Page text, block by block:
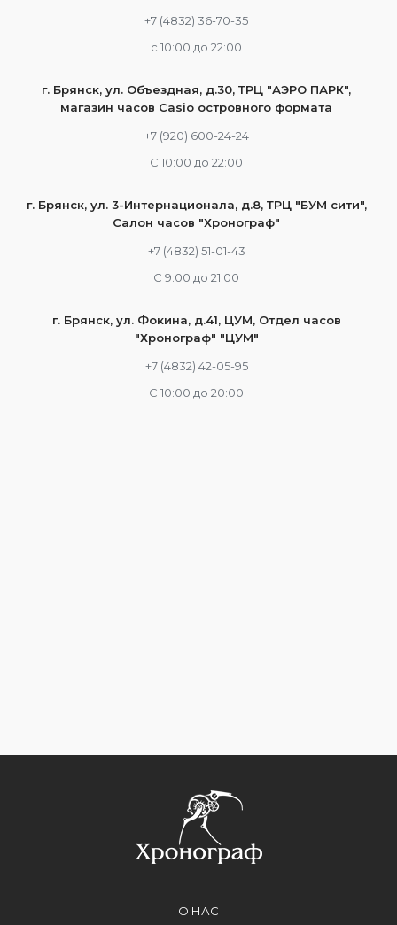
+7 (4832) 36-70-35
c 10:00 до 22:00
г. Брянск, ул. Объездная, д.30, ТРЦ "АЭРО ПАРК",
магазин часов Casio островного формата
+7 (920) 600-24-24
С 10:00 до 22:00
г. Брянск, ул. 3-Интернационала, д.8, ТРЦ "БУМ сити",
Салон часов "Хронограф"
+7 (4832) 51-01-43
С 9:00 до 21:00
г. Брянск, ул. Фокина, д.41, ЦУМ, Отдел часов
"Хронограф" "ЦУМ"
+7 (4832) 42-05-95
С 10:00 до 20:00
О НАС